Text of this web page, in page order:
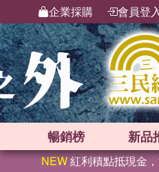
企業採購 會員登
暢銷榜 新品
NEW紅利積點抵現金